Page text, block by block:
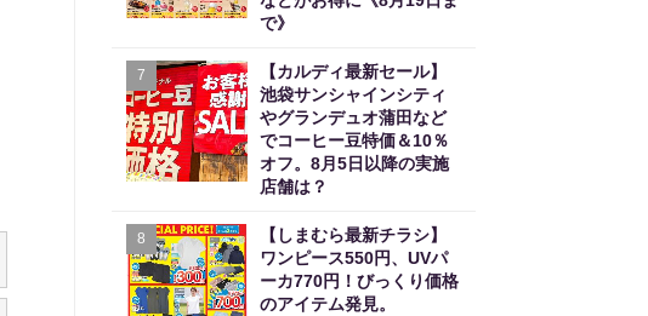
で》
7
【カルディ最新セール】
池袋サンシャインシティ
やグランデュオ蒲田など
でコーヒー豆特価＆10％
オフ。8月5日以降の実施
店舗は？
8
【しまむら最新チラシ】
ワンピース550円、UVパ
ーカ770円！びっくり価格
のアイテム発見。